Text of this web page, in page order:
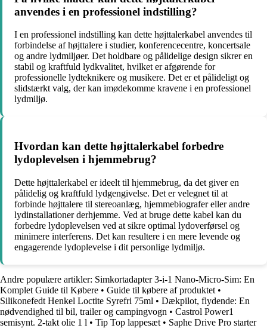
anvendes i en professionel indstilling?
I en professionel indstilling kan dette højttalerkabel anvendes til
forbindelse af højttalere i studier, konferencecentre, koncertsale
og andre lydmiljøer. Det holdbare og pålidelige design sikrer en
stabil og kraftfuld lydkvalitet, hvilket er afgørende for
professionelle lydteknikere og musikere. Det er et pålideligt og
slidstærkt valg, der kan imødekomme kravene i en professionel
lydmiljø.
Hvordan kan dette højttalerkabel forbedre
lydoplevelsen i hjemmebrug?
Dette højttalerkabel er ideelt til hjemmebrug, da det giver en
pålidelig og kraftfuld lydgengivelse. Det er velegnet til at
forbinde højttalere til stereoanlæg, hjemmebiografer eller andre
lydinstallationer derhjemme. Ved at bruge dette kabel kan du
forbedre lydoplevelsen ved at sikre optimal lydoverførsel og
minimere interferens. Det kan resultere i en mere levende og
engagerende lydoplevelse i dit personlige lydmiljø.
Andre populære artikler: Simkortadapter 3-i-1 Nano-Micro-Sim: En
Komplet Guide til Købere • Guide til købere af produktet •
Silikonefedt Henkel Loctite Syrefri 75ml • Dækpilot, flydende: En
nødvendighed til bil, trailer og campingvogn • Castrol Power1
semisynt. 2-takt olie 1 l • Tip Top lappesæt • Saphe Drive Pro starter